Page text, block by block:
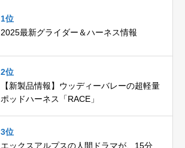
1位
2025最新グライダー＆ハーネス情報
2位
【新製品情報】ウッディーバレーの超軽量
ポッドハーネス「RACE」
3位
エックスアルプスの人間ドラマが、15分